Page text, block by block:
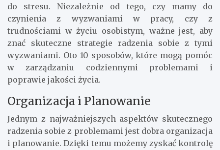
do stresu. Niezależnie od tego, czy mamy do
czynienia z wyzwaniami w pracy, czy z
trudnościami w życiu osobistym, ważne jest, aby
znać skuteczne strategie radzenia sobie z tymi
wyzwaniami. Oto 10 sposobów, które mogą pomóc
w zarządzaniu codziennymi problemami i
poprawie jakości życia.
Organizacja i Planowanie
Jednym z najważniejszych aspektów skutecznego
radzenia sobie z problemami jest dobra organizacja
i planowanie. Dzięki temu możemy zyskać kontrolę